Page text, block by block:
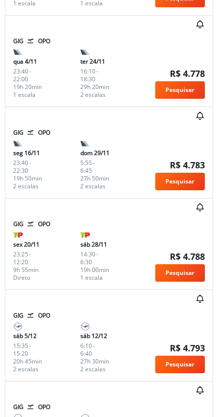
1 escala 1 escala
GIG OPO
qua 4/11
23:40-
22:00
1 escala
19h 20min
ter 24/11
16:10-
18:30
2 escalas
29h 20min
R$ 4.778
Pesquisar
GIG OPO
seg 16/11
23:40-
22:30
2 escalas
19h 50min
dom 29/11
5:55-
6:45
2 escalas
27h 50min
R$ 4.783
Pesquisar
GIG OPO
sex 20/11
23:25-
12:20
Direto
9h 55min
sáb 28/11
14:30-
6:30
1 escala
19h 00min
R$ 4.788
Pesquisar
GIG OPO
sáb 5/12
15:35-
15:20
2 escalas
20h 45min
sáb 12/12
6:10-
6:40
2 escalas
27h 30min
R$ 4.793
Pesquisar
GIG OPO